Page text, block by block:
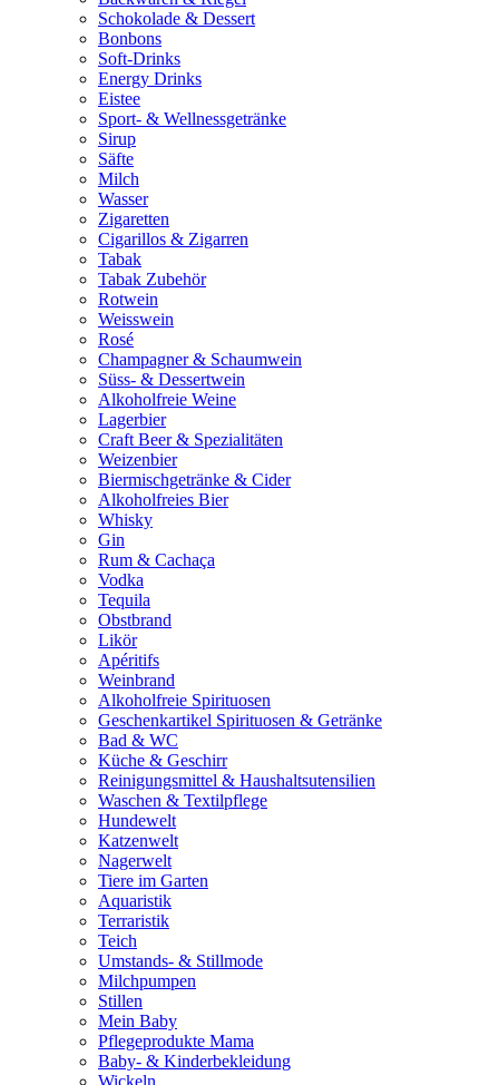
Schokolade & Dessert
Bonbons
Soft-Drinks
Energy Drinks
Eistee
Sport- & Wellnessgetränke
Sirup
Säfte
Milch
Wasser
Zigaretten
Cigarillos & Zigarren
Tabak
Tabak Zubehör
Rotwein
Weisswein
Rosé
Champagner & Schaumwein
Süss- & Dessertwein
Alkoholfreie Weine
Lagerbier
Craft Beer & Spezialitäten
Weizenbier
Biermischgetränke & Cider
Alkoholfreies Bier
Whisky
Gin
Rum & Cachaça
Vodka
Tequila
Obstbrand
Likör
Apéritifs
Weinbrand
Alkoholfreie Spirituosen
Geschenkartikel Spirituosen & Getränke
Bad & WC
Küche & Geschirr
Reinigungsmittel & Haushaltsutensilien
Waschen & Textilpflege
Hundewelt
Katzenwelt
Nagerwelt
Tiere im Garten
Aquaristik
Terraristik
Teich
Umstands- & Stillmode
Milchpumpen
Stillen
Mein Baby
Pflegeprodukte Mama
Baby- & Kinderbekleidung
Wickeln